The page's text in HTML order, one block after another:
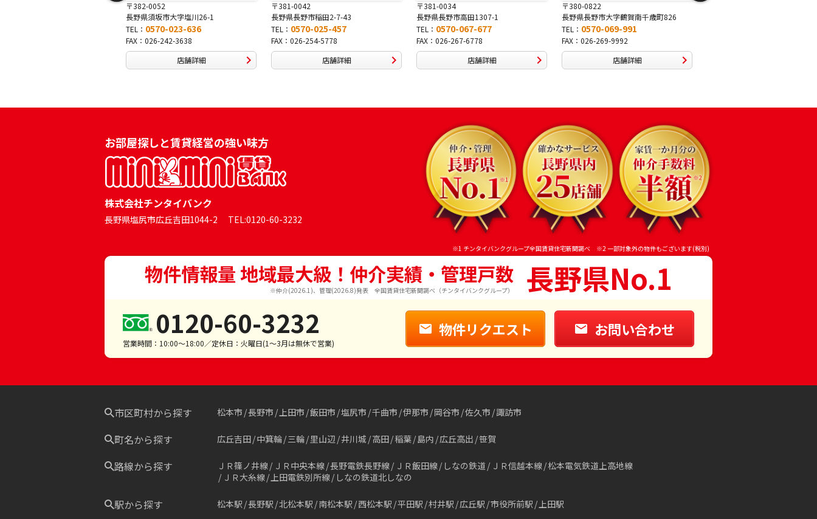
〒381-0042
長野県長野市稲田2-7-43
TEL：0570-025-457
FAX：026-254-5778
店舗詳細
〒381-0034
長野県長野市高田1307-1
TEL：0570-067-677
FAX：026-267-6778
店舗詳細
〒380-0822
長野県長野市大字鶴賀南千歳町826
TEL：0570-069-991
FAX：026-269-9992
店舗詳細
〒381-2243
長野県長野市稲里1-5-25
TEL：0570-067-878
FAX：026-286-7888
店舗詳細
お部屋探しと賃貸経営の強い味方
株式会社チンタイバンク
長野県塩尻市広丘吉田1044-2 TEL:0120-60-3232
※1 チンタイバンクグループ全国賃貸住宅新聞調べ ※2 一部対象外の物件もございます(税別)
物件情報量 地域最大級！仲介実績・管理戸数
※仲介(2026.1)、管理(2026.8)発表 全国賃貸住宅新聞調べ（チンタイバンクグループ） 長野県No.1
0120-60-3232
営業時間：10:00～18:00／定休日：火曜日(1～3月は無休で営業)
物件リクエスト お問い合わせ
市区町村から探す 松本市 長野市 上田市 飯田市 塩尻市 千曲市 伊那市 岡谷市 佐久市 諏訪市
町名から探す 広丘吉田 中箕輪 三輪 里山辺 井川城 高田 稲葉 島内 広丘高出 笹賀
路線から探す ＪＲ篠ノ井線 ＪＲ中央本線 長野電鉄長野線 ＪＲ飯田線 しなの鉄道 ＪＲ信越本線 松本電気鉄道上高地線
ＪＲ大糸線 上田電鉄別所線 しなの鉄道北しなの
駅から探す 松本駅 長野駅 北松本駅 南松本駅 西松本駅 平田駅 村井駅 広丘駅 市役所前駅 上田駅